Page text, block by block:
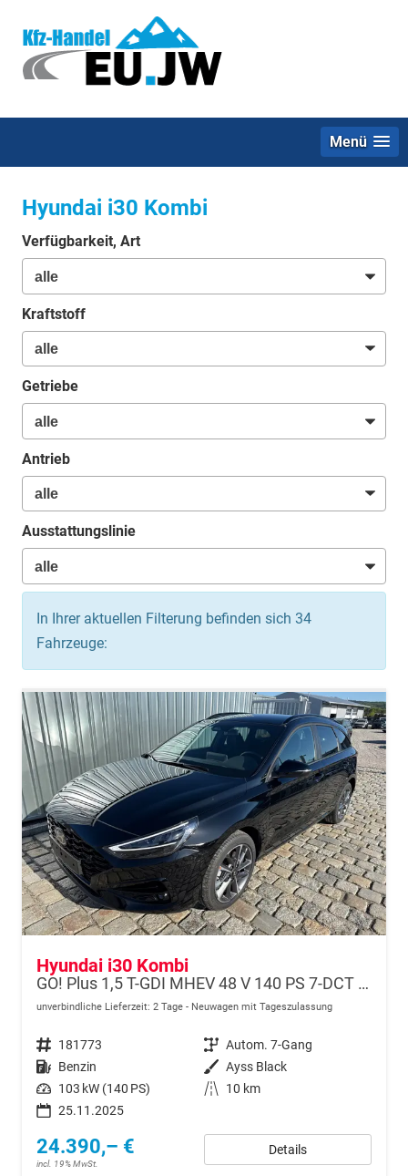
Menü
Hyundai i30 Kombi
Verfügbarkeit, Art
Kraftstoff
Getriebe
Antrieb
Ausstattungslinie
In Ihrer aktuellen Filterung befinden sich 34
Fahrzeuge:
Hyundai i30 Kombi
GO! Plus 1,5 T-GDI MHEV 48 V 140 PS 7-DCT Navi-Klimaautomatik-AppleCarPlay-AndroidAuto-17" Alu-SunSet-Sofort
unverbindliche Lieferzeit: 2 Tage Neuwagen mit Tageszulassung
Fahrzeugnr. 181773 Getriebe Autom. 7-Gang
Kraftstoff Benzin Außenfarbe Ayss Black
Leistung 103 kW (140 PS) Kilometerstand
10 km
25.11.2025
24.390,– €
incl. 19% MwSt.
Details